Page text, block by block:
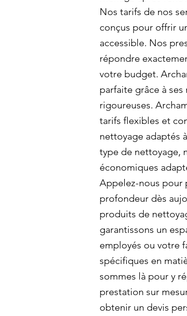
Nos tarifs de nos
conçus pour offrir
accessible. Nos
répondre
votre budget.
parfaite grâce à
rigoureuses.
tarifs flexibles et
nettoyage adaptés
type de nettoyage,
économiques
Appelez-nous pour
profondeur dès
produits de
garantissons un
employés ou votre
spécifiques en
sommes là pour y
prestation sur
obtenir un devis